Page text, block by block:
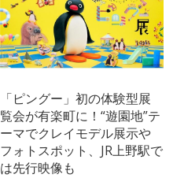
「ピングー」初の体験型展
覧会が有楽町に！“遊園地”テ
ーマでクレイモデル展示や
フォトスポット、JR上野駅で
は先行映像も